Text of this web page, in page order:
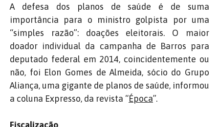
A defesa dos planos de saúde é de suma
importância para o ministro golpista por uma
“simples razão”: doações eleitorais. O maior
doador individual da campanha de Barros para
deputado federal em 2014, coincidentemente ou
não, foi Elon Gomes de Almeida, sócio do Grupo
Aliança, uma gigante de planos de saúde, informou
a coluna Expresso, da revista “Época”.
Fiscalização